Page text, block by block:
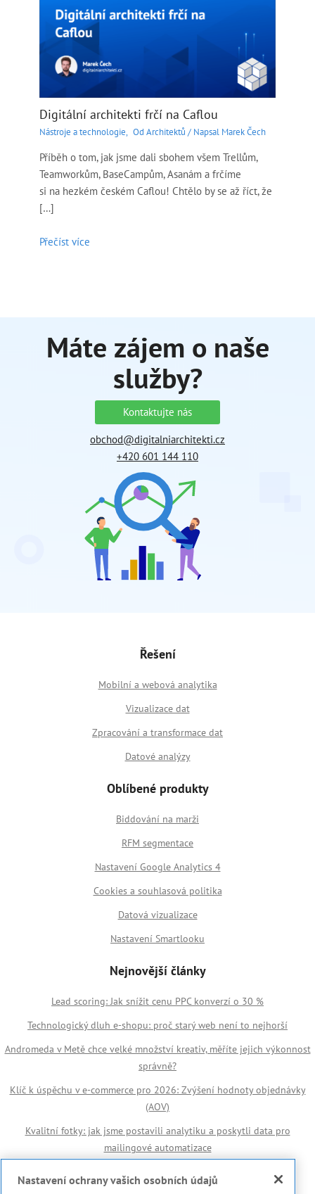
Digitální architekti frčí na Caflou
Nástroje a technologie, Od Architektů / Napsal Marek Čech
Příběh o tom, jak jsme dali sbohem všem Trellům,
Teamworkům, BaseCampům, Asanám a frčíme
si na hezkém českém Caflou! Chtělo by se až říct, že
[…]
Přečíst více
Máte zájem o naše
služby?
Kontaktujte nás
obchod@digitalniarchitekti.cz
+420 601 144 110
Řešení
Mobilní a webová analytika
Vizualizace dat
Zpracování a transformace dat
Datové analýzy
Oblíbené produkty
Biddování na marži
RFM segmentace
Nastavení Google Analytics 4
Cookies a souhlasová politika
Datová vizualizace
Nastavení Smartlooku
Nejnovější články
Lead scoring: Jak snížit cenu PPC konverzí o 30 %
Technologický dluh e-shopu: proč starý web není to nejhorší
Andromeda v Metě chce velké množství kreativ, měříte jejich výkonnost
správně?
Klíč k úspěchu v e-commerce pro 2026: Zvýšení hodnoty objednávky
(AOV)
Kvalitní fotky: jak jsme postavili analytiku a poskytli data pro
mailingové automatizace
Důležité odkazy
Nastavení ochrany vašich osobních údajů